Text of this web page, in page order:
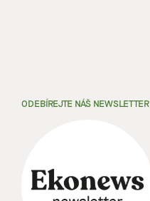
ODEBÍREJTE NÁŠ NEWSLETTER